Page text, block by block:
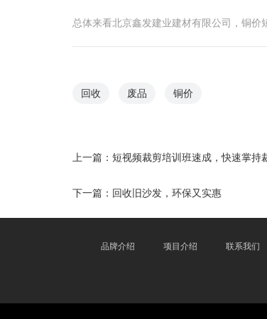
总体来看北京鑫发建业建材有限公司，铜价
回收 废品 铜价
上一篇： 短视频裁剪培训班速成，快速掌持
下一篇： 回收旧沙发，环保又实惠
品牌介绍 项目介绍 联系我们